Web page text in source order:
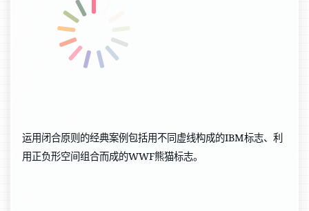
运用闭合原则的经典案例包括用不同虚线构成的IBM标志、利
用正负形空间组合而成的WWF熊猫标志。